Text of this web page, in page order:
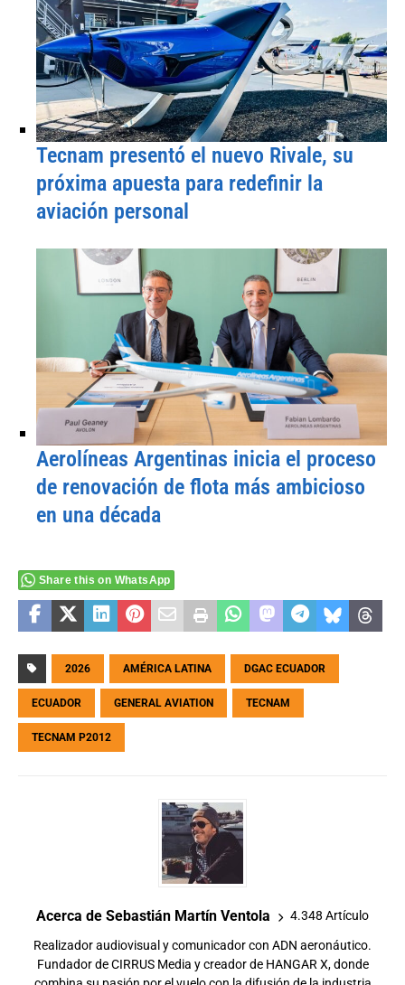
Tecnam presentó el nuevo Rivale, su
próxima apuesta para redefinir la
aviación personal
Aerolíneas Argentinas inicia el proceso
de renovación de flota más ambicioso
en una década
Share this on WhatsApp
2026 AMÉRICA LATINA DGAC ECUADOR
ECUADOR GENERAL AVIATION TECNAM
TECNAM P2012
Acerca de Sebastián Martín Ventola 4.348 Artículo
Realizador audiovisual y comunicador con ADN aeronáutico.
Fundador de CIRRUS Media y creador de HANGAR X, donde